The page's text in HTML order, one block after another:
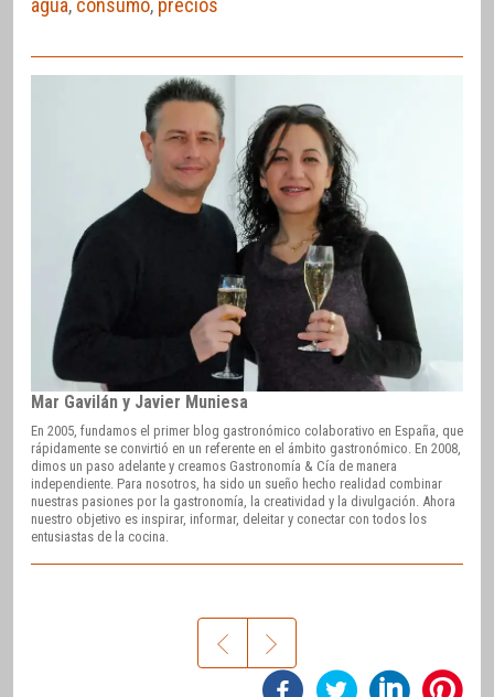
agua, consumo, precios
Mar Gavilán y Javier Muniesa
En 2005, fundamos el primer blog gastronómico colaborativo en España, que
rápidamente se convirtió en un referente en el ámbito gastronómico. En 2008,
dimos un paso adelante y creamos Gastronomía & Cía de manera
independiente. Para nosotros, ha sido un sueño hecho realidad combinar
nuestras pasiones por la gastronomía, la creatividad y la divulgación. Ahora
nuestro objetivo es inspirar, informar, deleitar y conectar con todos los
entusiastas de la cocina.